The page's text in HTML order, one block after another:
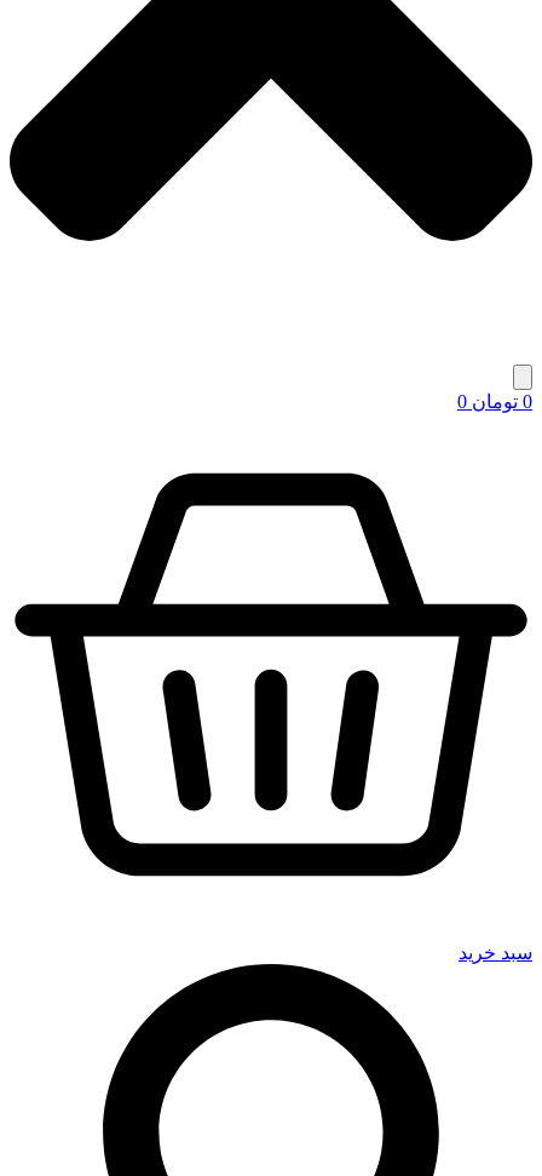
0 تومان 0
سبد خرید